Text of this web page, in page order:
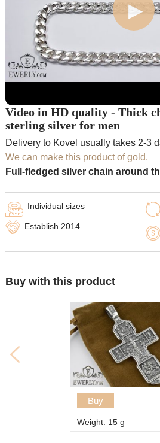
Video in HD quality - Thick
sterling silver for men
Delivery to Kovel usually takes 2-3
We can make this product of gold.
Full-fledged silver chain around
Individual sizes
Establish 2014
Buy with this product
Buy
Weight: 15 g